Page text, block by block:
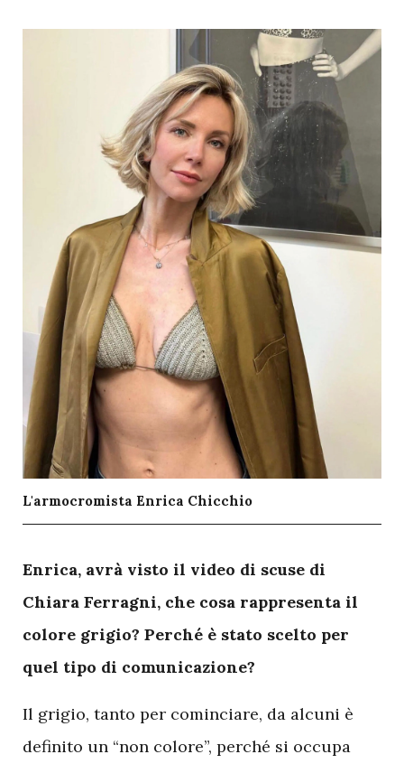
L'armocromista Enrica Chicchio
Enrica, avrà visto il video di scuse di
Chiara Ferragni, che cosa rappresenta il
colore grigio? Perché è stato scelto per
quel tipo di comunicazione?
Il grigio, tanto per cominciare, da alcuni è
definito un “non colore”, perché si occupa